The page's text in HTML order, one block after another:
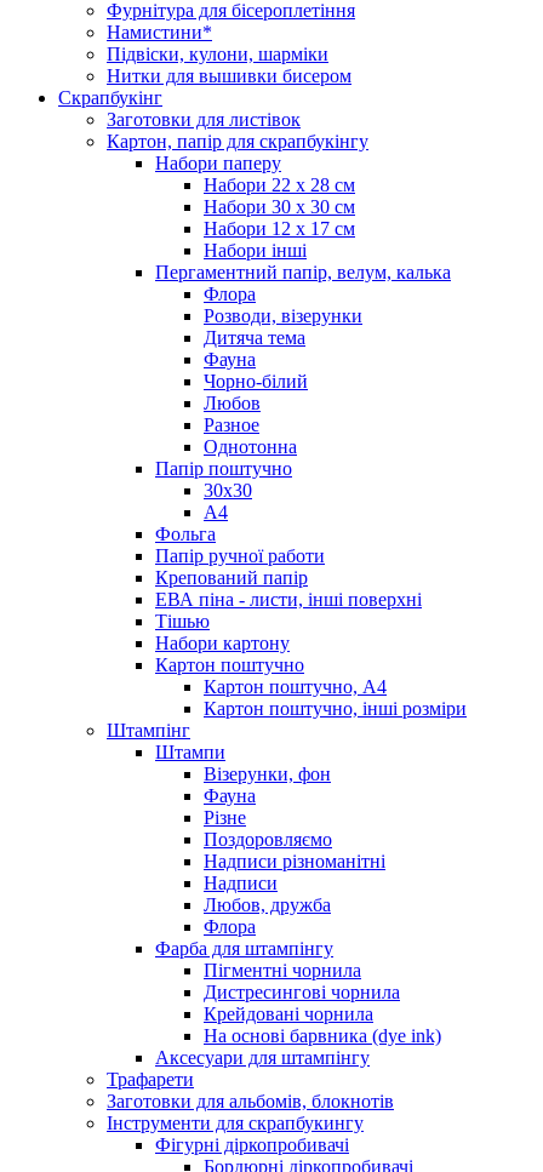
Фурнітура для бісероплетіння
Намистини*
Підвіски, кулони, шарміки
Нитки для вышивки бисером
Скрапбукінг
Заготовки для листівок
Картон, папір для скрапбукінгу
Набори паперу
Набори 22 х 28 см
Набори 30 х 30 см
Набори 12 х 17 см
Набори інші
Пергаментний папір, велум, калька
Флора
Розводи, візерунки
Дитяча тема
Фауна
Чорно-білий
Любов
Разное
Однотонна
Папір поштучно
30х30
А4
Фольга
Папір ручної работи
Крепований папір
ЕВА піна - листи, інші поверхні
Тішью
Набори картону
Картон поштучно
Картон поштучно, А4
Картон поштучно, інші розміри
Штампінг
Штампи
Візерунки, фон
Фауна
Різне
Поздоровляємо
Надписи різноманітні
Надписи
Любов, дружба
Флора
Фарба для штампінгу
Пігментні чорнила
Дистресингові чорнила
Крейдовані чорнила
На основі барвника (dye ink)
Аксесуари для штампінгу
Трафарети
Заготовки для альбомів, блокнотів
Інструменти для скрапбукингу
Фігурні діркопробивачі
Бордюрні діркопробивачі